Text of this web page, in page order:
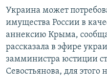
поиску
НАГОРНЫЙ КАРАБАХ
КУЛЬТУРА
СПОРТ
АРХИВ
Украина может
имущества России в
аннексию Крыма,
рассказала в эфире
замминистра юстиции
Севостьянова, для